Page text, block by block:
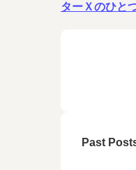
ターＸのひと
Past